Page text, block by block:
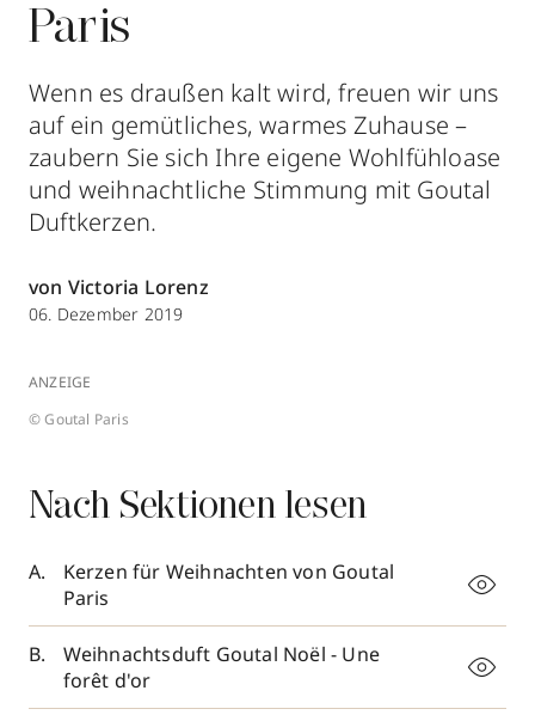
Paris
Wenn es draußen kalt wird, freuen wir uns
auf ein gemütliches, warmes Zuhause –
zaubern Sie sich Ihre eigene Wohlfühloase
und weihnachtliche Stimmung mit Goutal
Duftkerzen.
von Victoria Lorenz
06. Dezember 2019
ANZEIGE
© Goutal Paris
Nach Sektionen lesen
Kerzen für Weihnachten von Goutal
Paris
Weihnachtsduft Goutal Noël - Une
forêt d'or